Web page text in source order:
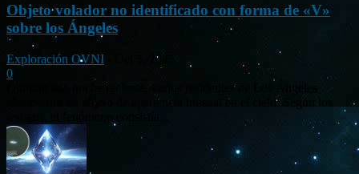
Objeto volador no identificado con forma de «V»
sobre los Ángeles
Exploración OVNI
Oct 5, 2025
0
Durante una noche reciente, varios residentes de Los Ángeles
observaron un objeto de apariencia inusual en el cielo. Según los